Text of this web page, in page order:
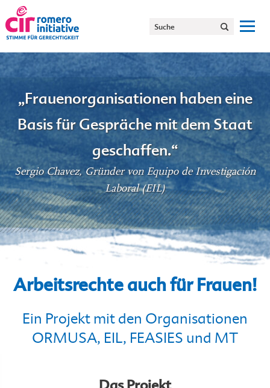
„Frauenorganisationen haben eine
Basis für Gespräche mit dem Staat
geschaffen.“
Sergio Chavez, Gründer von Equipo de Investigación
Laboral (EIL)
Arbeitsrechte auch für Frauen!
Ein Projekt mit den Organisationen
ORMUSA, EIL, FEASIES und MT